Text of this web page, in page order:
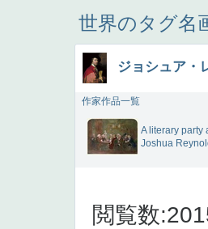
世界のタグ名
ジョシュア・
作家作品一覧
A literary party
Joshua
閲覧数